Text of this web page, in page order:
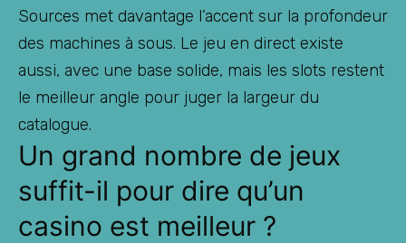
Sources met davantage l’accent sur la profondeur
des machines à sous. Le jeu en direct existe
aussi, avec une base solide, mais les slots restent
le meilleur angle pour juger la largeur du
catalogue.
Un grand nombre de jeux
suffit-il pour dire qu’un
casino est meilleur ?